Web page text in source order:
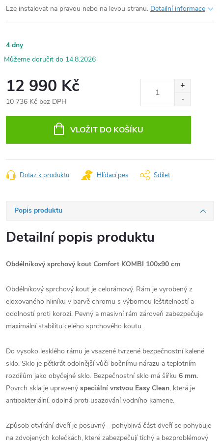
Lze instalovat na pravou nebo na levou stranu. Detailní informace
4 dny
14.8.2026
12 990 Kč
10 736 Kč bez DPH
VLOŽIT DO KOŠÍKU
Dotaz k produktu Hlídací pes Sdílet
Popis produktu
Detailní popis produktu
Obdélníkový sprchový kout Comfort KOMBI 100x90 cm
Obdélníkový sprchový kout je celorámový. Rám je vyrobený z
eloxovaného hliníku v barvě chromu s výbornou leštitelností a
odolností proti korozi. Pevný a masivní rám zároveň zabezpečuje
maximální stabilitu celého sprchového koutu.
Do vysoko lesklého rámu je vsazené tvrzené bezpečnostní kalené
sklo. Sklo je pětkrát odolnější vůči bočnímu nárazu a teplotním
rozdílům jako obyčejné sklo. Bezpečnostní sklo má šířku 6 mm.
Povrch skla je upravený speciální vrstvou Easy Clean, která je
antibakteriální, odolná proti usazování vodního kamene.
Způsob otvírání dveří je posuvný - pohyblivá část dveří se pohybuje
na zdvojených kolečkách, které zabezpečují tichý a bezproblémový